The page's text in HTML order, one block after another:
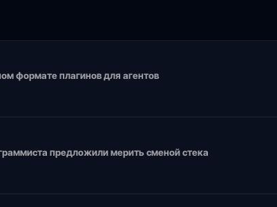
формате плагинов для агентов
предложили мерить сменой стека